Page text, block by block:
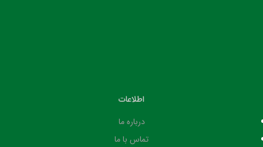
اطلاعات
درباره ما
تماس با ما